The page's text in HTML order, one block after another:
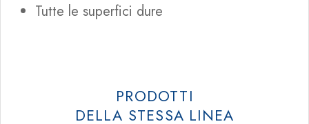
Tutte le superfici dure
PRODOTTI
DELLA STESSA LINEA